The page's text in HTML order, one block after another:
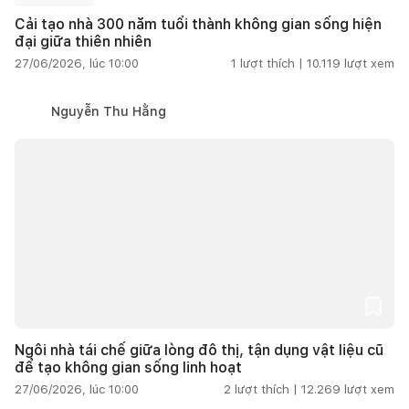
Cải tạo nhà 300 năm tuổi thành không gian sống hiện
đại giữa thiên nhiên
27/06/2026, lúc 10:00 1 lượt thích | 10.119 lượt xem
Nguyễn Thu Hằng
Ngôi nhà tái chế giữa lòng đô thị, tận dụng vật liệu cũ
để tạo không gian sống linh hoạt
27/06/2026, lúc 10:00 2 lượt thích | 12.269 lượt xem